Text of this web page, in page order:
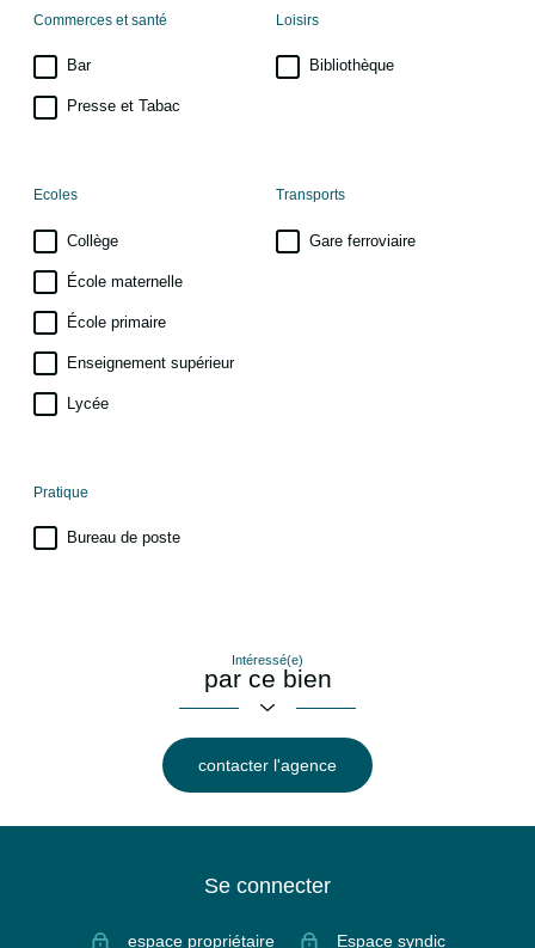
Commerces et santé
Bar
Presse et Tabac
Loisirs
Bibliothèque
Ecoles
Collège
École maternelle
École primaire
Enseignement supérieur
Lycée
Transports
Gare ferroviaire
Pratique
Bureau de poste
Intéressé(e)
par ce bien
contacter l'agence
Se connecter
espace propriétaire Espace syndic